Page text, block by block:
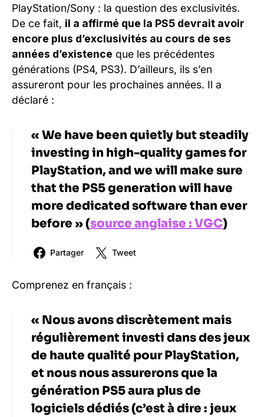
PlayStation/Sony : la question des exclusivités.
De ce fait, il a affirmé que la PS5 devrait avoir
encore plus d’exclusivités au cours de ses
années d’existence que les précédentes
générations (PS4, PS3). D’ailleurs, ils s’en
assureront pour les prochaines années. Il a
déclaré :
« We have been quietly but steadily
investing in high-quality games for
PlayStation, and we will make sure
that the PS5 generation will have
more dedicated software than ever
before » (source anglaise : VGC)
Partager Tweet
Comprenez en français :
« Nous avons discrètement mais
régulièrement investi dans des jeux
de haute qualité pour PlayStation,
et nous nous assurerons que la
génération PS5 aura plus de
logiciels dédiés (c’est à dire : jeux